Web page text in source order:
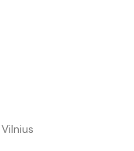
Vilnius